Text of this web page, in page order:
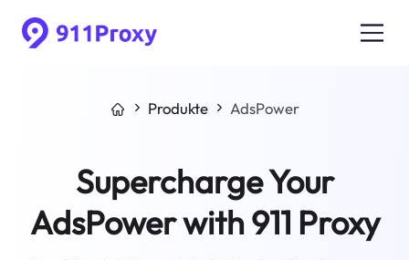
Produkte AdsPower
Supercharge Your
AdsPower with 911 Proxy